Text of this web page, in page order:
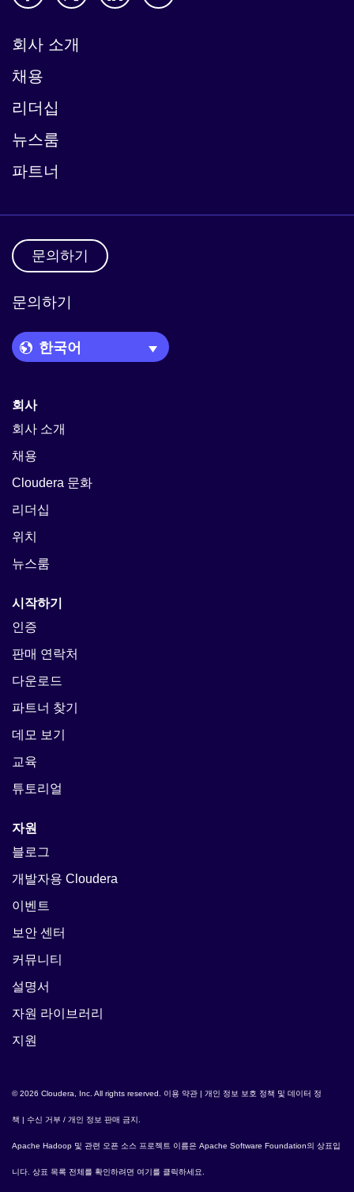
회사 소개
채용
리더십
뉴스룸
파트너
문의하기
문의하기
Language Picker
회사
회사 소개
채용
Cloudera 문화
리더십
위치
뉴스룸
시작하기
인증
판매 연락처
다운로드
파트너 찾기
데모 보기
교육
튜토리얼
자원
블로그
개발자용 Cloudera
이벤트
보안 센터
커뮤니티
설명서
자원 라이브러리
지원
© 2026 Cloudera, Inc. All rights reserved. 이용 약관 | 개인 정보 보호 정책 및 데이터 정
책 | 수신 거부 / 개인 정보 판매 금지
Apache Hadoop 및 관련 오픈 소스 프로젝트 이름은 Apache Software Foundation의 상표입
니다. 상표 목록 전체를 확인하려면 여기를 클릭하세요.